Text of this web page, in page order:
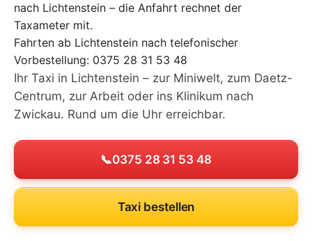
nach Lichtenstein – die Anfahrt rechnet der
Taxameter mit.
Fahrten ab Lichtenstein nach telefonischer
Vorbestellung: 0375 28 31 53 48
Ihr Taxi in Lichtenstein – zur Miniwelt, zum Daetz-
Centrum, zur Arbeit oder ins Klinikum nach
Zwickau. Rund um die Uhr erreichbar.
📞0375 28 31 53 48
Taxi bestellen